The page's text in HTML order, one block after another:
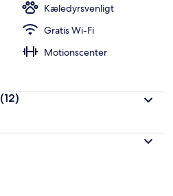
a
f
Kæledyrsvenligt
Gratis Wi-Fi
Motionscenter
(12)